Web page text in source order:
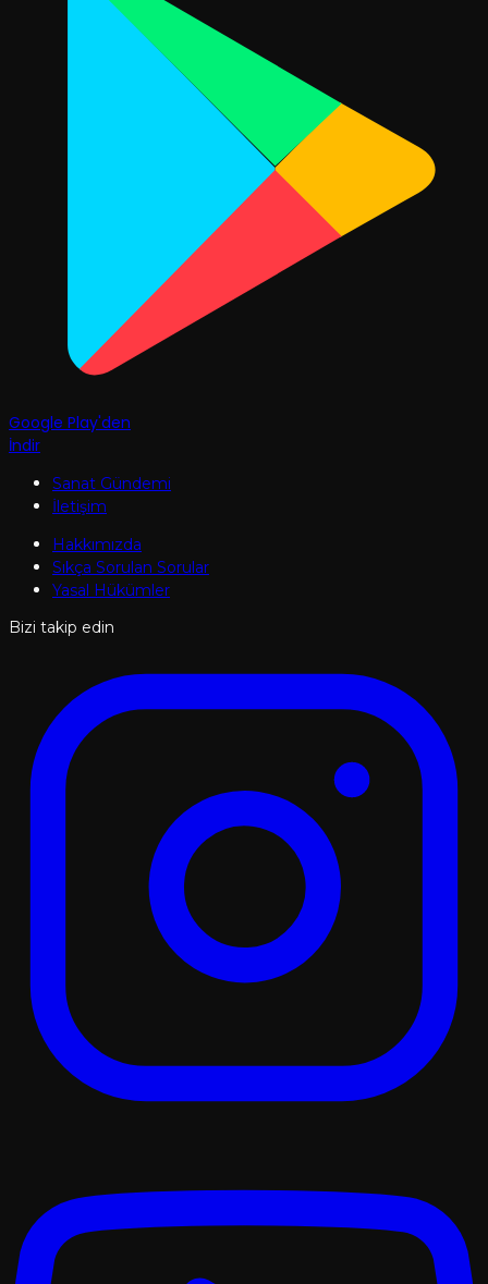
Google Play'den
İndir
Sanat Gündemi
İletişim
Hakkımızda
Sıkça Sorulan Sorular
Yasal Hükümler
Bizi takip edin